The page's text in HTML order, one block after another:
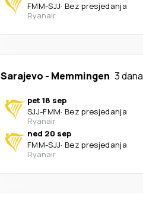
FMM-SJJ· Bez presjedanja
Ryanair
Sarajevo - Memmingen 3 dana
pet 18 sep
SJJ-FMM· Bez presjedanja
Ryanair
ned 20 sep
FMM-SJJ· Bez presjedanja
Ryanair